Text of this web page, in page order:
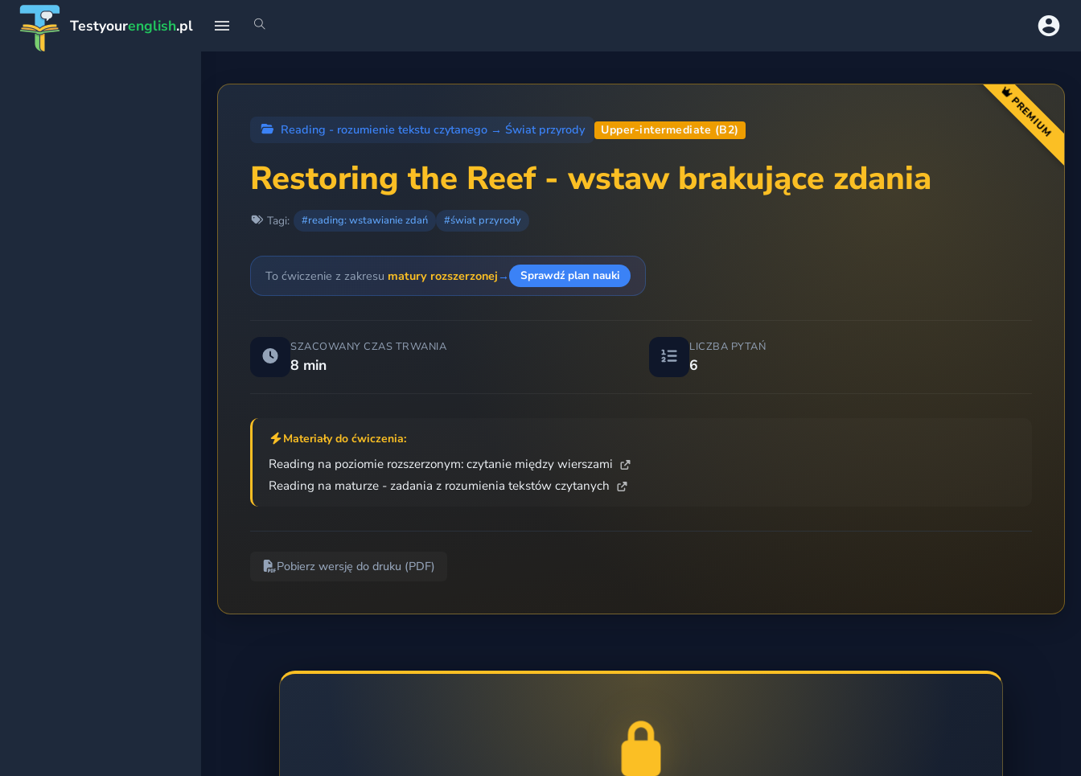
Testyourenglish.pl
PREMIUM
Reading - rozumienie tekstu czytanego → Świat przyrody Upper-intermediate (B2)
Restoring the Reef - wstaw brakujące zdania
Tagi: #reading: wstawianie zdań #świat przyrody
To ćwiczenie z zakresu matury rozszerzonej→ Sprawdź plan nauki
SZACOWANY CZAS TRWANIA
8 min
LICZBA PYTAŃ
6
Materiały do ćwiczenia:
Reading na poziomie rozszerzonym: czytanie między wierszami
Reading na maturze - zadania z rozumienia tekstów czytanych
Pobierz wersję do druku (PDF)